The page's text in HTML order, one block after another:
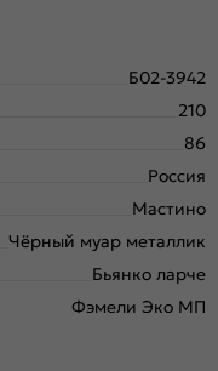
Б02-3942
210
86
Россия
Мастино
Чёрный муар металлик
Бьянко ларче
Фэмели Эко МП